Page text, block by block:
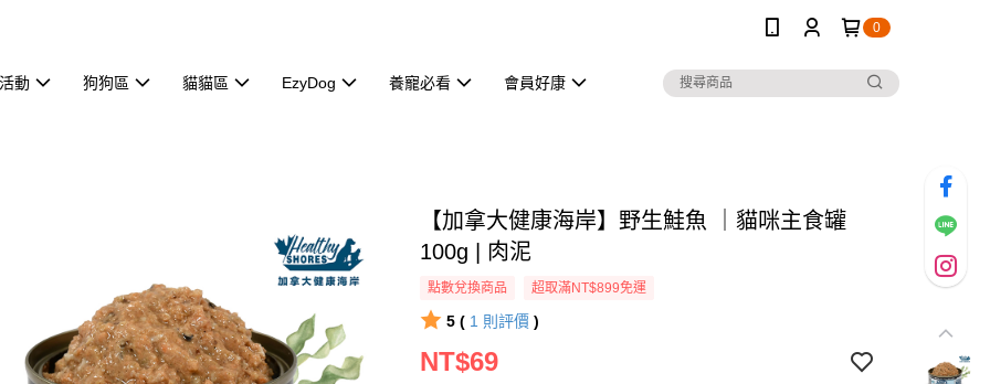
0
動 狗狗區 貓貓區 EzyDog 養寵必看 會員好康
【加拿大健康海岸】野生鮭魚 ｜貓咪主食罐
100g | 肉泥
點數兌換商品 超取滿NT$899免運
5 ( 1 則評價 )
NT$69